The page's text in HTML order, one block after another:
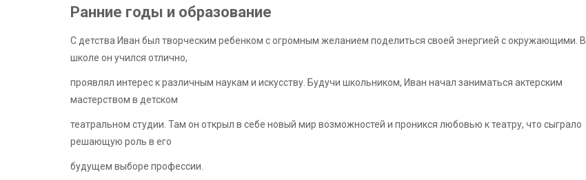
Ранние годы и образование
С детства Иван был творческим ребенком с огромным желанием поделиться своей энергией с окружающими. В
школе он учился отлично,
проявлял интерес к различным наукам и искусству. Будучи школьником, Иван начал заниматься актерским
мастерством в детском
театральном студии. Там он открыл в себе новый мир возможностей и проникся любовью к театру, что сыграло
решающую роль в его
будущем выборе профессии.